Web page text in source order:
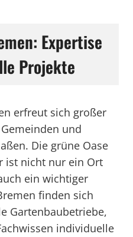
Expertise
Projekte
erfreut sich großer
und
Die grüne Oase
ist nicht nur ein Ort
ein wichtiger
finden sich
Gartenbaubetriebe,
individuelle